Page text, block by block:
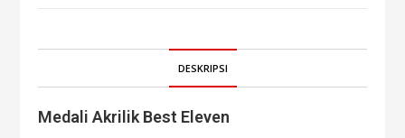
DESKRIPSI
Medali Akrilik Best Eleven